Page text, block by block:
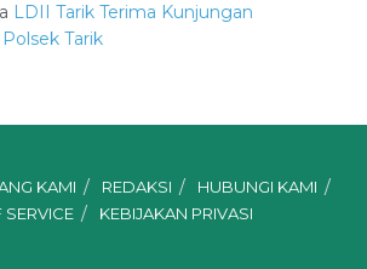
LDII Tarik Terima Kunjungan
Tarik
KAMI REDAKSI
HUBUNGI KAMI
SERVICE
KEBIJAKAN PRIVASI